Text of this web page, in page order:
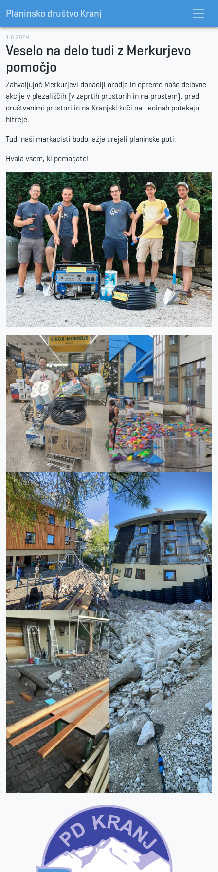
Planinsko društvo Kranj
1.8.2024
Veselo na delo tudi z Merkurjevo
pomočjo
Zahvaljujoč Merkurjevi donaciji orodja in opreme naše delovne
akcije v plezališčih (v zaprtih prostorih in na prostem), pred
društvenimi prostori in na Kranjski koči na Ledinah potekajo
hitreje.
Tudi naši markacisti bodo lažje urejali planinske poti.
Hvala vsem, ki pomagate!